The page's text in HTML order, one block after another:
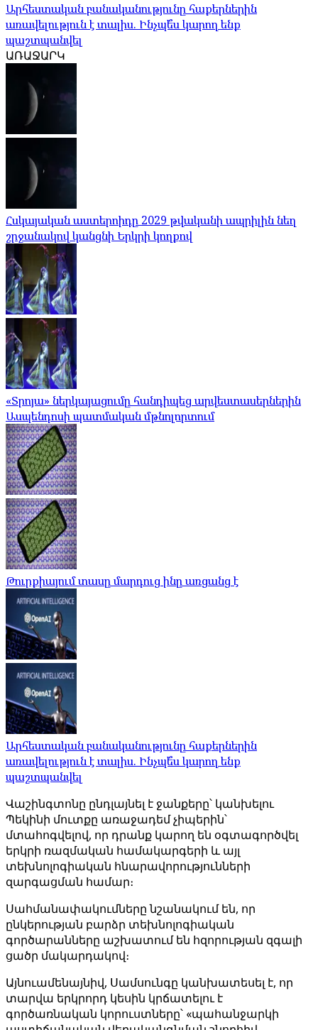
Արհեստական ​​բանականությունը հաքերներին
առավելություն է տալիս. Ինչպե՞ս կարող ենք
պաշտպանվել
ԱՌԱՋԱՐԿ
Հսկայական աստերոիդը 2029 թվականի ապրիլին նեղ
շրջանակով կանցնի Երկրի կողքով
«Տրոյա» ներկայացումը հանդիպեց արվեստասերներին
Ասպենդոսի պատմական մթնոլորտում
Թուրքիայում տասը մարդուց ինը առցանց է
Արհեստական ​​բանականությունը հաքերներին
առավելություն է տալիս. Ինչպե՞ս կարող ենք
պաշտպանվել
Վաշինգտոնը ընդլայնել է ջանքերը՝ կանխելու
Պեկինի մուտքը առաջադեմ չիպերին՝
մտահոգվելով, որ դրանք կարող են օգտագործվել
երկրի ռազմական համակարգերի և այլ
տեխնոլոգիական հնարավորությունների
զարգացման համար։
Սահմանափակումները նշանակում են, որ
ընկերության բարձր տեխնոլոգիական
գործարանները աշխատում են հզորության զգալի
ցածր մակարդակով։
Այնուամենայնիվ, Սամսունգը կանխատեսել է, որ
տարվա երկրորդ կեսին կրճատելու է
գործառնական կորուստները՝ «պահանջարկի